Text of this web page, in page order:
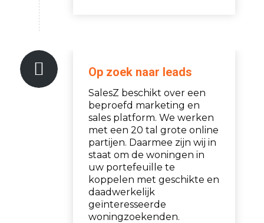
Op zoek naar leads
SalesZ beschikt over een
beproefd marketing en
sales platform. We werken
met een 20 tal grote online
partijen. Daarmee zijn wij in
staat om de woningen in
uw portefeuille te
koppelen met geschikte en
daadwerkelijk
geïnteresseerde
woningzoekenden.